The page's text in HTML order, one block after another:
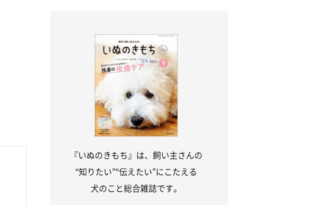
『いぬのきもち』は、飼い主さんの
“知りたい”“伝えたい”にこたえる
犬のこと総合雑誌です。